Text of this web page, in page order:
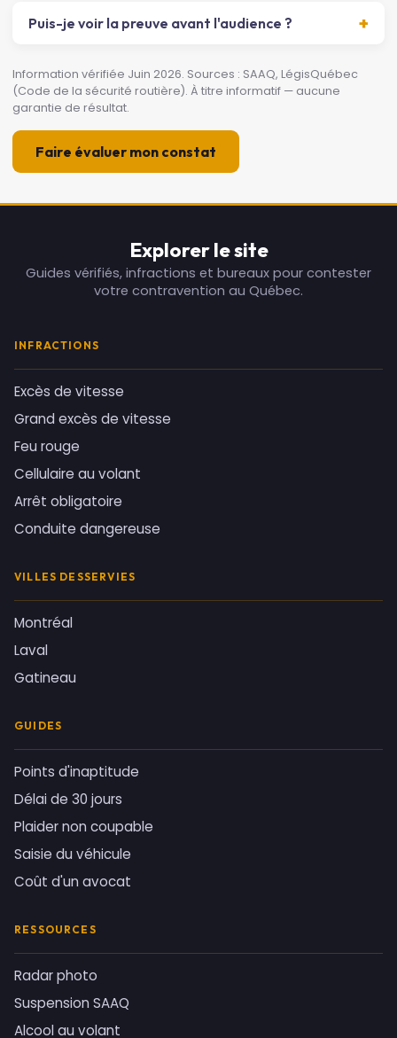
Puis-je voir la preuve avant l'audience ?
Information vérifiée Juin 2026. Sources : SAAQ, LégisQuébec
(Code de la sécurité routière). À titre informatif — aucune
garantie de résultat.
Faire évaluer mon constat
Explorer le site
Guides vérifiés, infractions et bureaux pour contester
votre contravention au Québec.
INFRACTIONS
Excès de vitesse
Grand excès de vitesse
Feu rouge
Cellulaire au volant
Arrêt obligatoire
Conduite dangereuse
VILLES DESSERVIES
Montréal
Laval
Gatineau
GUIDES
Points d'inaptitude
Délai de 30 jours
Plaider non coupable
Saisie du véhicule
Coût d'un avocat
RESSOURCES
Radar photo
Suspension SAAQ
Alcool au volant